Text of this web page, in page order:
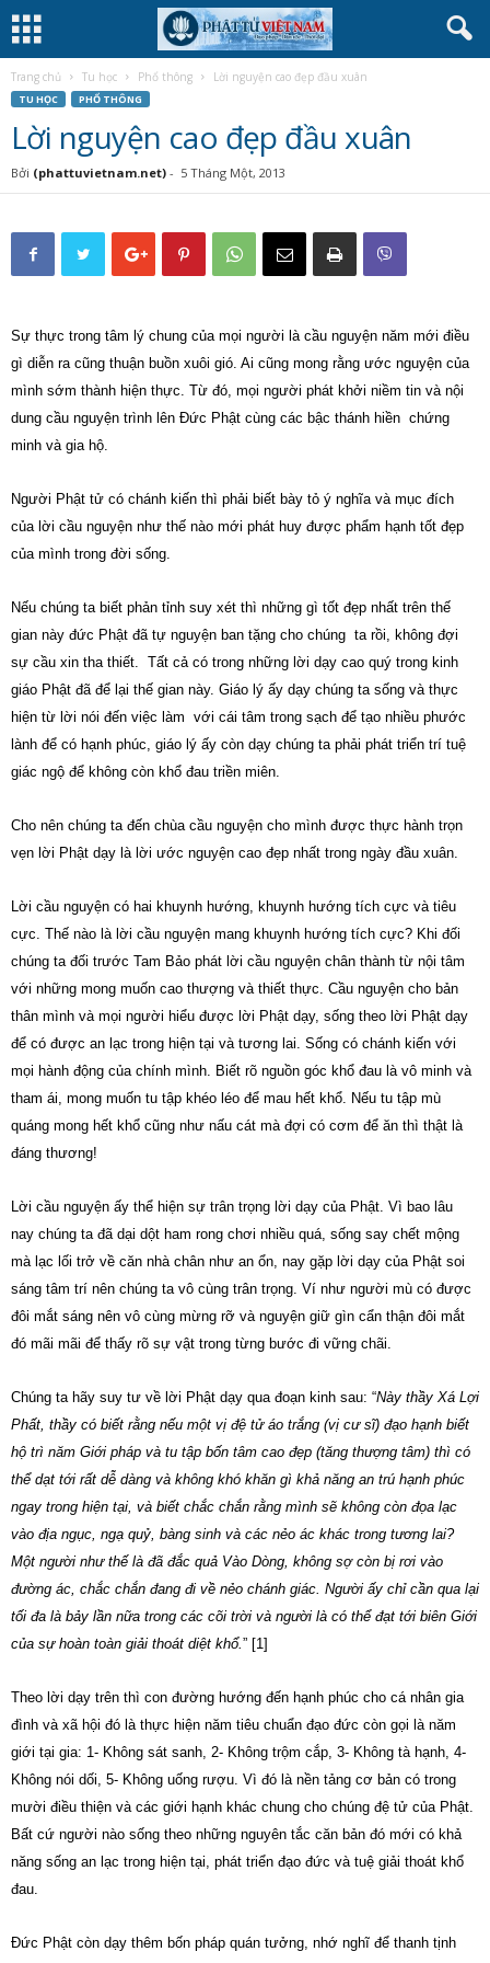
Trang chủ Tu học Phổ thông Lời nguyện cao đẹp đầu xuân
TU HỌC PHỔ THÔNG
Lời nguyện cao đẹp đầu xuân
Bởi (phattuvietnam.net) - 5 Tháng Một, 2013
Sự thực trong tâm lý chung của mọi người là cầu nguyện năm mới điều
gì diễn ra cũng thuận buồn xuôi gió. Ai cũng mong rằng ước nguyện của
mình sớm thành hiện thực. Từ đó, mọi người phát khởi niềm tin và nội
dung cầu nguyện trình lên Đức Phật cùng các bậc thánh hiền chứng
minh và gia hộ.
Người Phật tử có chánh kiến thì phải biết bày tỏ ý nghĩa và mục đích
của lời cầu nguyện như thế nào mới phát huy được phẩm hạnh tốt đẹp
của mình trong đời sống.
Nếu chúng ta biết phản tỉnh suy xét thì những gì tốt đẹp nhất trên thế
gian này đức Phật đã tự nguyện ban tặng cho chúng ta rồi, không đợi
sự cầu xin tha thiết. Tất cả có trong những lời dạy cao quý trong kinh
giáo Phật đã để lại thế gian này. Giáo lý ấy dạy chúng ta sống và thực
hiện từ lời nói đến việc làm với cái tâm trong sạch để tạo nhiều phước
lành để có hạnh phúc, giáo lý ấy còn dạy chúng ta phải phát triển trí tuệ
giác ngộ để không còn khổ đau triền miên.
Cho nên chúng ta đến chùa cầu nguyện cho mình được thực hành trọn
vẹn lời Phật dạy là lời ước nguyện cao đẹp nhất trong ngày đầu xuân.
Lời cầu nguyện có hai khuynh hướng, khuynh hướng tích cực và tiêu
cực. Thế nào là lời cầu nguyện mang khuynh hướng tích cực? Khi đối
chúng ta đối trước Tam Bảo phát lời cầu nguyện chân thành từ nội tâm
với những mong muốn cao thượng và thiết thực. Cầu nguyện cho bản
thân mình và mọi người hiểu được lời Phật dạy, sống theo lời Phật dạy
để có được an lạc trong hiện tại và tương lai. Sống có chánh kiến với
mọi hành động của chính mình. Biết rõ nguồn góc khổ đau là vô minh và
tham ái, mong muốn tu tập khéo léo để mau hết khổ. Nếu tu tập mù
quáng mong hết khổ cũng như nấu cát mà đợi có cơm để ăn thì thật là
đáng thương!
Lời cầu nguyện ấy thể hiện sự trân trọng lời dạy của Phật. Vì bao lâu
nay chúng ta đã dại dột ham rong chơi nhiều quá, sống say chết mộng
mà lạc lối trở về căn nhà chân như an ổn, nay gặp lời dạy của Phật soi
sáng tâm trí nên chúng ta vô cùng trân trọng. Ví như người mù có được
đôi mắt sáng nên vô cùng mừng rỡ và nguyện giữ gìn cẩn thận đôi mắt
đó mãi mãi để thấy rõ sự vật trong từng bước đi vững chãi.
Chúng ta hãy suy tư về lời Phật dạy qua đoạn kinh sau: “Này thầy Xá Lợi
Phất, thầy có biết rằng nếu một vị đệ tử áo trắng (vị cư sĩ) đạo hạnh biết
hộ trì năm Giới pháp và tu tập bốn tâm cao đẹp (tăng thượng tâm) thì có
thể dạt tới rất dễ dàng và không khó khăn gì khả năng an trú hạnh phúc
ngay trong hiện tại, và biết chắc chắn rằng mình sẽ không còn đọa lạc
vào địa ngục, ngạ quỷ, bàng sinh và các nẻo ác khác trong tương lai?
Một người như thế là đã đắc quả Vào Dòng, không sợ còn bị rơi vào
đường ác, chắc chắn đang đi về nẻo chánh giác. Người ấy chỉ cần qua lại
tối đa là bảy lần nữa trong các cõi trời và người là có thể đạt tới biên Giới
của sự hoàn toàn giải thoát diệt khổ.” [1]
Theo lời dạy trên thì con đường hướng đến hạnh phúc cho cá nhân gia
đình và xã hội đó là thực hiện năm tiêu chuẩn đạo đức còn gọi là năm
giới tại gia: 1- Không sát sanh, 2- Không trộm cắp, 3- Không tà hạnh, 4-
Không nói dối, 5- Không uống rượu. Vì đó là nền tảng cơ bản có trong
mười điều thiện và các giới hạnh khác chung cho chúng đệ tử của Phật.
Bất cứ người nào sống theo những nguyên tắc căn bản đó mới có khả
năng sống an lạc trong hiện tại, phát triển đạo đức và tuệ giải thoát khổ
đau.
Đức Phật còn dạy thêm bốn pháp quán tưởng, nhớ nghĩ để thanh tịnh